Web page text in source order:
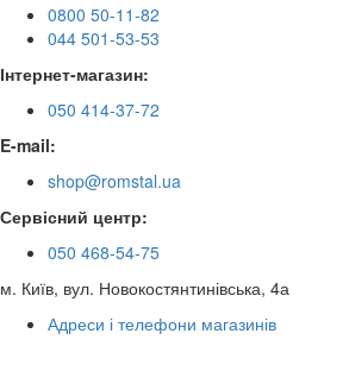
0800 50-11-82
044 501-53-53
Інтернет-магазин:
050 414-37-72
E-mail:
shop@romstal.ua
Сервісний центр:
050 468-54-75
м. Київ, вул. Новокостянтинівська, 4а
Адреси і телефони магазинів